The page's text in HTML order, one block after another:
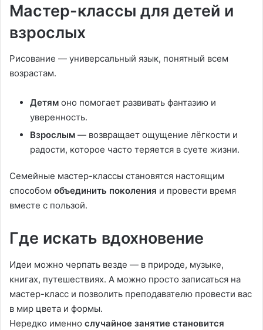
Мастер-классы для детей и
взрослых
Рисование — универсальный язык, понятный всем
возрастам.
Детям оно помогает развивать фантазию и
уверенность.
Взрослым — возвращает ощущение лёгкости и
радости, которое часто теряется в суете жизни.
Семейные мастер-классы становятся настоящим
способом объединить поколения и провести время
вместе с пользой.
Где искать вдохновение
Идеи можно черпать везде — в природе, музыке,
книгах, путешествиях. А можно просто записаться на
мастер-класс и позволить преподавателю провести вас
в мир цвета и формы.
Нередко именно случайное занятие становится